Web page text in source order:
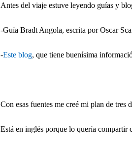
Antes del viaje estuve leyendo guías y
-Guía Bradt Angola, escrita por Oscar
-Este blog, que tiene buenísima
Con esas fuentes me creé mi plan de tres
Está en inglés porque lo quería compartir